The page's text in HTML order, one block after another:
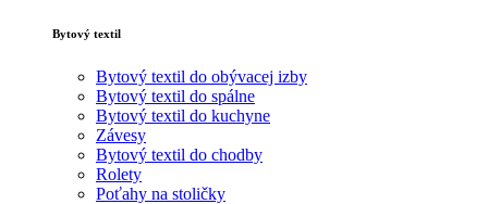
Bytový textil
Bytový textil do obývacej izby
Bytový textil do spálne
Bytový textil do kuchyne
Závesy
Bytový textil do chodby
Rolety
Poťahy na stoličky